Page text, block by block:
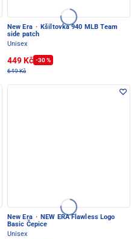
New Era · Kšiltovka 940 MLB Team
side patch
Unisex
449 Kč -30 %
649 Kč
New Era · NEW ERA Flawless Logo
Basic Čepice
Unisex